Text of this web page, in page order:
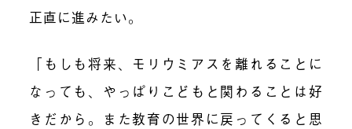
正直に進みたい。
「もしも将来、モリウミアスを離れることに
なっても、やっぱりこどもと関わることは好
きだから。また教育の世界に戻ってくると思